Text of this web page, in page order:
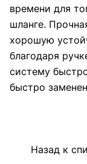
времени для
шланге.
хорошую
благодаря
систему
быстро
Назад к